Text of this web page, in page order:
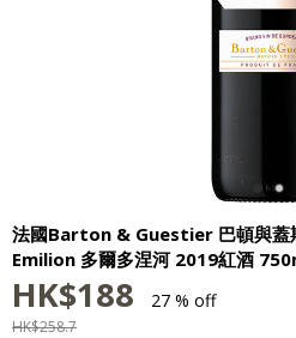
法國Barton & Guestier 巴頓與
Emilion 多爾多涅河 2019紅酒
HK$188 27 % off
HK$258.7